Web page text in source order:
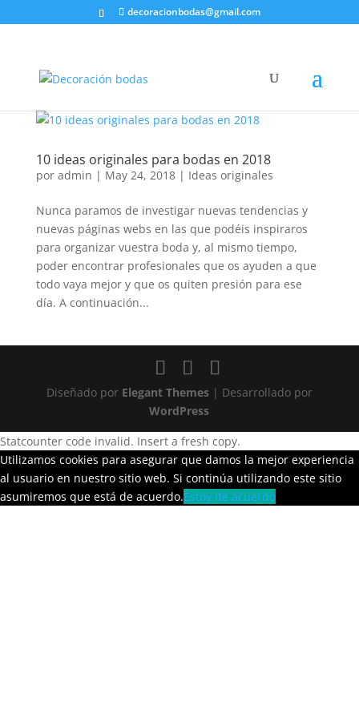
decoracionbodas@gmail.com
10 ideas originales para bodas en 2018
por admin | May 24, 2018| Ideas originales
Nunca paramos de investigar nuevas tendencias y
nuevas páginas webs en las que podéis inspiraros
para organizar vuestra boda y, al mismo tiempo,
poder encontrar profesionales que os ayuden a que
todo vaya mejor y que os quiten presión para ese
día. A continuación...
Diseñado por Elegant Themes| Desarrollado por
WordPress
Statcounter code invalid. Insert a fresh copy.
Utilizamos cookies para asegurar que damos la mejor experiencia
al usuario en nuestro sitio web. Si continúa utilizando este sitio
asumiremos que está de acuerdo.Estoy de acuerdo